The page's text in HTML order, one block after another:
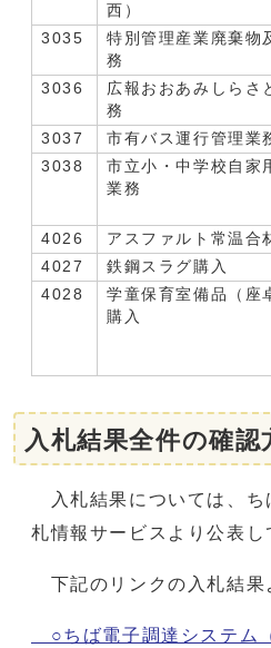
西）
3035
特別管理産業廃棄物
務
3036
広報おおあみしらさ
務
3037 市有バス運行管理業
3038
市立小・中学校自家
業務
4026
アスファルト常温合
4027
鉄鋼スラグ購入
4028
学童保育室備品（座
購入
入札結果全件の確認
入札結果については、ち
札情報サービスより公表し
下記のリンクの入札結果
○ちば電子調達システム